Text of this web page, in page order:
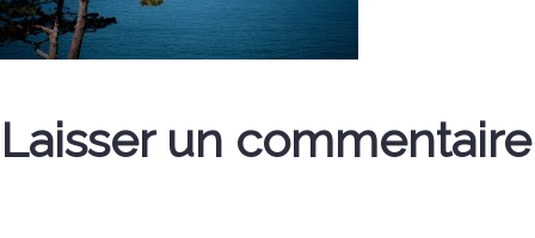
Laisser un commentaire